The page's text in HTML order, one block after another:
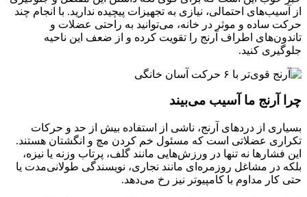
از آسیب‌های احتمالی، نیازی به تجهیزات پیچیده ندارید. با انجام چند
حرکت ساده و موثر در خانه، می‌توانید به راحتی عضلات و
تاندون‌های اطراف آرنج را تقویت کرده و از ضعف این ناحیه
جلوگیری کنید.
چرا آرنج ما آسیب می‌بیند
بسیاری از دردهای آرنج، ناشی از استفاده بیش از حد و حرکات
تکراری عضلاتی است که مسئول خم کردن مچ و انگشتان هستند.
این فشارها نه تنها در ورزش‌هایی مانند گلف، پرتاب وزنه یا نیزه،
بلکه در مشاغل روزمره‌ای مانند نجاری، نویسندگی طولانی‌مدت یا
حتی کار مداوم با کامپیوتر نیز رخ می‌دهد.